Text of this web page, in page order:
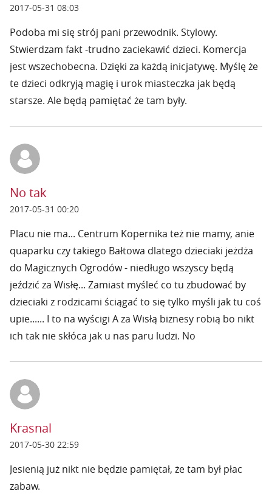
2017-05-31 08:03
Podoba mi się strój pani przewodnik. Stylowy.
Stwierdzam fakt -trudno zaciekawić dzieci. Komercja
jest wszechobecna. Dzięki za każdą inicjatywę. Myślę że
te dzieci odkryją magię i urok miasteczka jak będą
starsze. Ale będą pamiętać że tam były.
No tak
2017-05-31 00:20
Placu nie ma... Centrum Kopernika też nie mamy, anie
quaparku czy takiego Bałtowa dlatego dzieciaki jeżdża
do Magicznych Ogrodów - niedługo wszyscy będą
jeździć za Wisłę... Zamiast myśleć co tu zbudować by
dzieciaki z rodzicami ściągać to się tylko myśli jak tu coś
upie...... I to na wyścigi A za Wisłą biznesy robią bo nikt
ich tak nie skłóca jak u nas paru ludzi. No
Krasnal
2017-05-30 22:59
Jesienią już nikt nie będzie pamiętał, że tam był płac
zabaw.